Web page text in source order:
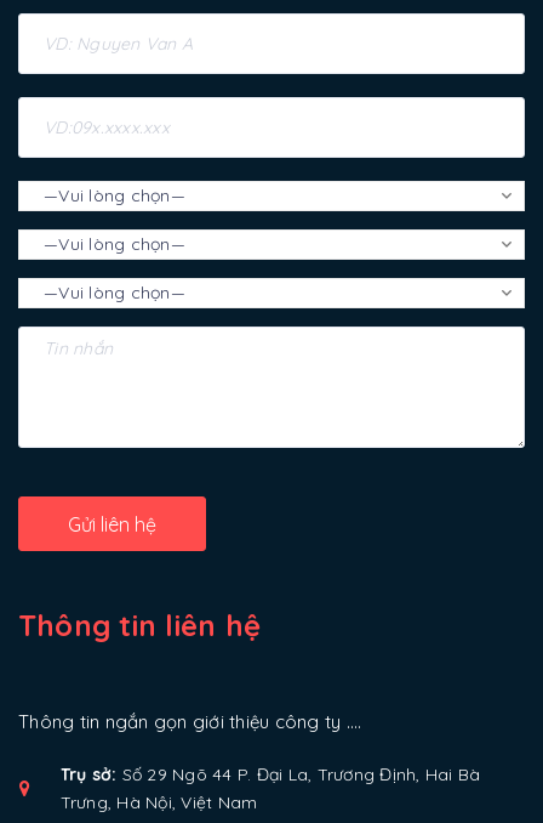
Thông tin liên hệ
Thông tin ngắn gọn giới thiệu công ty ....
Trụ sở: Số 29 Ngõ 44 P. Đại La, Trương Định, Hai Bà
Trưng, Hà Nội, Việt Nam